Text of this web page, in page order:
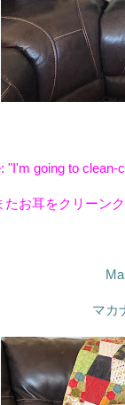
"I'm going to clean-
たお耳をクリーン
マカ